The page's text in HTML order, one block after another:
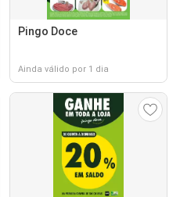
Pingo Doce
Ainda válido por 1 dia